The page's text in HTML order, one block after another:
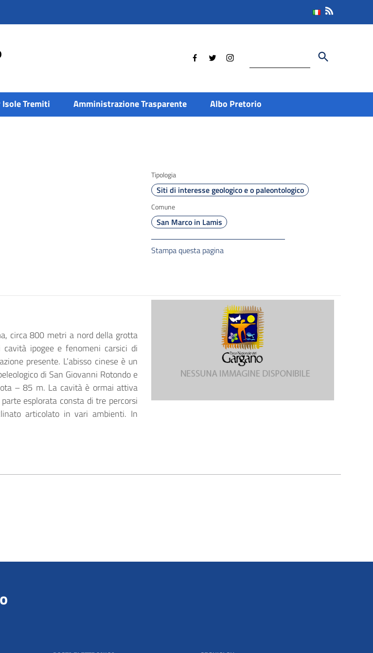
Cerca
Isole Tremiti Amministrazione Trasparente Albo Pretorio
Tipologia
Siti di interesse geologico e o paleontologico
Comune
San Marco in Lamis
Stampa questa pagina
circa 800 metri a nord della grotta
ipogee e fenomeni carsici di
presente. L’abisso cinese è un
di San Giovanni Rotondo e
– 85 m. La cavità è ormai attiva
esplorata consta di tre percorsi
articolato in vari ambienti. In